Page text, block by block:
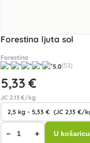
Forestina ljuta sol
Forestina
5.0(53)
5,33 €
JC 2,13 €/kg
− + U košaricu